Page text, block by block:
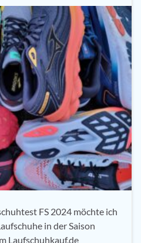
FS 2024 möchte ich
in der Saison
Laufschuhkauf.de